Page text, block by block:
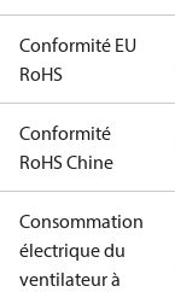
Conformité EU
RoHS
Conformité
RoHS Chine
Consommation
électrique du
ventilateur à